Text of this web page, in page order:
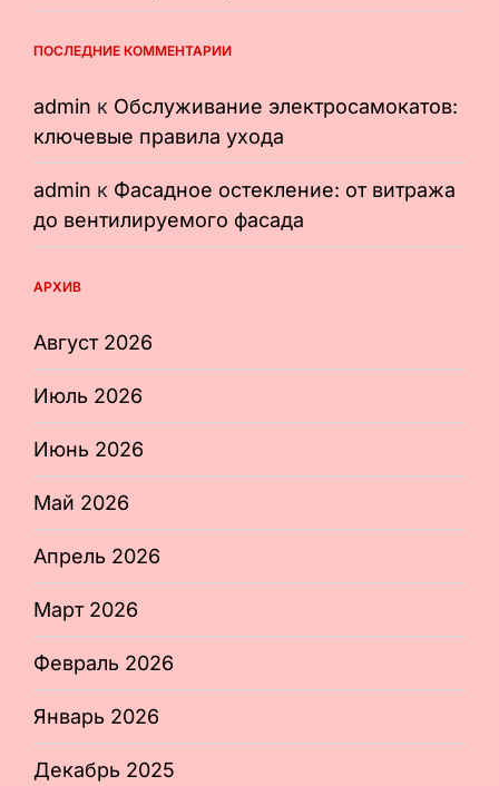
ПОСЛЕДНИЕ КОММЕНТАРИИ
admin к Обслуживание электросамокатов:
ключевые правила ухода
admin к Фасадное остекление: от витража
до вентилируемого фасада
АРХИВ
Август 2026
Июль 2026
Июнь 2026
Май 2026
Апрель 2026
Март 2026
Февраль 2026
Январь 2026
Декабрь 2025